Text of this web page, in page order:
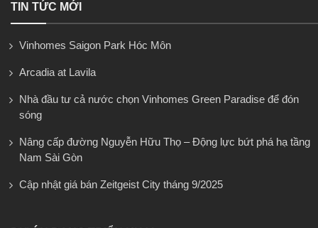
TIN TỨC MỚI
Vinhomes Saigon Park Hóc Môn
Arcadia at Lavila
Nhà đầu tư cả nước chọn Vinhomes Green Paradise để đón
sóng
Nâng cấp đường Nguyễn Hữu Thọ – Động lực bứt phá hạ tầng
Nam Sài Gòn
Cập nhật giá bán Zeitgeist City tháng 9/2025